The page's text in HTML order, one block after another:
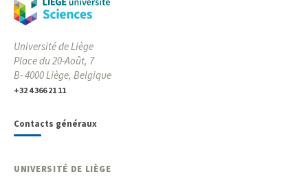
Université de Liège
Place du 20-Août, 7
B- 4000 Liège, Belgique
+32 4 366 21 11
Contacts généraux
UNIVERSITÉ DE LIÈGE